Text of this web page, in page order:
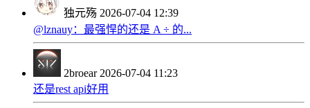
独元殇 2026-07-04 12:39
@lznauy：最强悍的还是 A ÷ 的...
2broear 2026-07-04 11:23
还是rest api好用